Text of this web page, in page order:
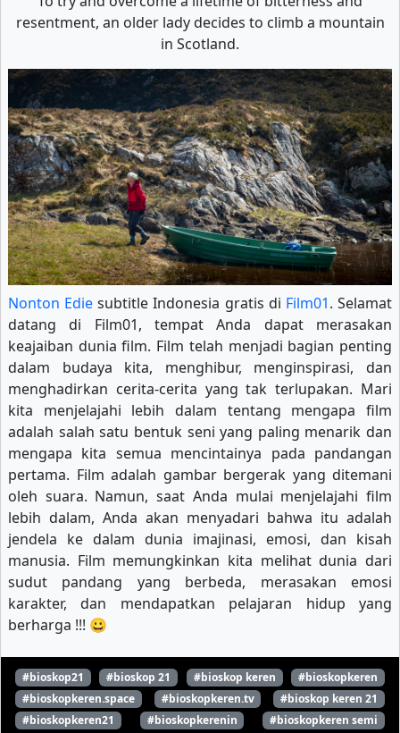
resentment, an older lady decides to climb a mountain
in Scotland.
Nonton Edie subtitle Indonesia gratis di Film01. Selamat
datang di Film01, tempat Anda dapat merasakan
keajaiban dunia film. Film telah menjadi bagian penting
dalam budaya kita, menghibur, menginspirasi, dan
menghadirkan cerita-cerita yang tak terlupakan. Mari
kita menjelajahi lebih dalam tentang mengapa film
adalah salah satu bentuk seni yang paling menarik dan
mengapa kita semua mencintainya pada pandangan
pertama. Film adalah gambar bergerak yang ditemani
oleh suara. Namun, saat Anda mulai menjelajahi film
lebih dalam, Anda akan menyadari bahwa itu adalah
jendela ke dalam dunia imajinasi, emosi, dan kisah
manusia. Film memungkinkan kita melihat dunia dari
sudut pandang yang berbeda, merasakan emosi
karakter, dan mendapatkan pelajaran hidup yang
berharga !!! 😀
#bioskop21 #bioskop 21 #bioskop keren
#bioskopkeren
#bioskopkeren.space
#bioskopkeren.tv
#bioskop keren 21
#bioskopkeren21
#bioskopkerenin #bioskopkeren semi